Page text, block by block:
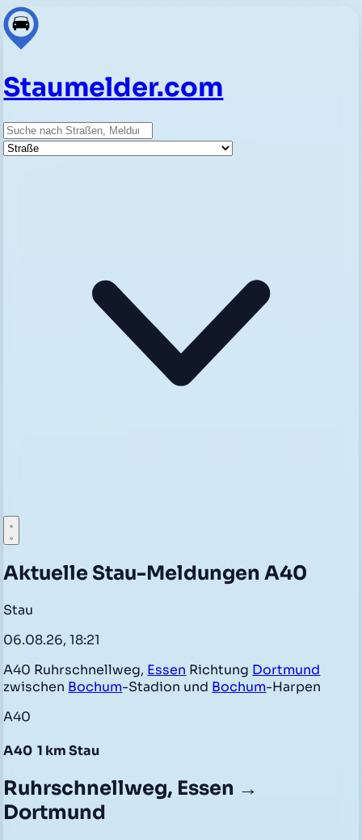
Staumelder.com
Suche
Straße
Aktuelle Stau-Meldungen A40
Stau
06.08.26, 18:21
A40 Ruhrschnellweg, Essen Richtung Dortmund
zwischen Bochum-Stadion und Bochum-Harpen
A40
A40 1 km Stau
Ruhrschnellweg, Essen →
Dortmund